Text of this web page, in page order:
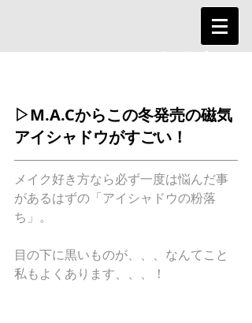
▷M.A.Cからこの冬発売の磁気
アイシャドウがすごい！
メイク好き方なら必ず一度は悩んだ事
があるはずの「アイシャドウの粉落
ち」。
目の下に黒いものが、、、なんてこと
私もよくあります、、、！